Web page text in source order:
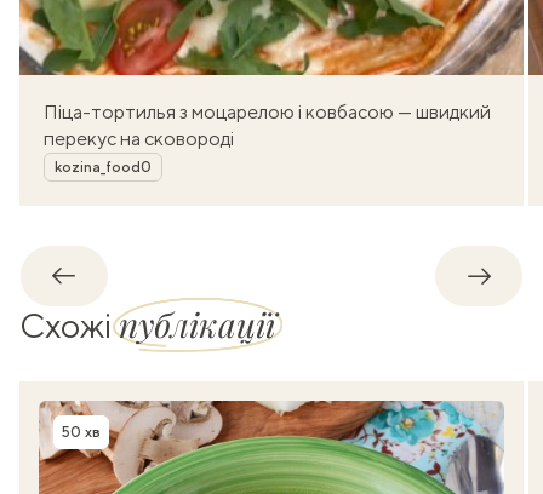
Піца-тортилья з моцарелою і ковбасою — швидкий
перекус на сковороді
Автор
kozina_food0
Назад
Схожіпублікації
Час приготування
50 хв